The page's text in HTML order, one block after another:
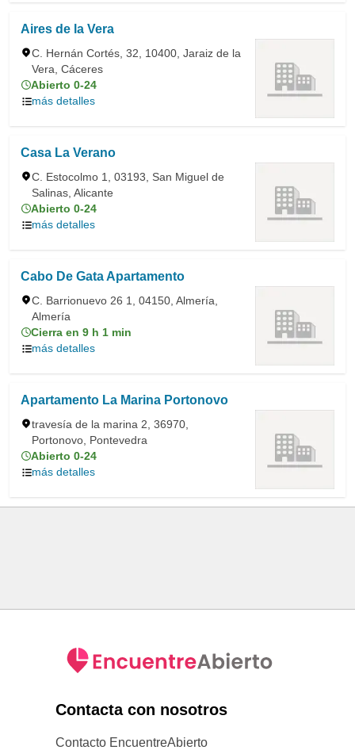
Aires de la Vera
C. Hernán Cortés, 32, 10400, Jaraiz de la
Vera, Cáceres
Abierto 0-24
más detalles
Casa La Verano
C. Estocolmo 1, 03193, San Miguel de
Salinas, Alicante
Abierto 0-24
más detalles
Cabo De Gata Apartamento
C. Barrionuevo 26 1, 04150, Almería,
Almería
Cierra en 9 h 1 min
más detalles
Apartamento La Marina Portonovo
travesía de la marina 2, 36970,
Portonovo, Pontevedra
Abierto 0-24
más detalles
Contacta con nosotros
Contacto EncuentreAbierto